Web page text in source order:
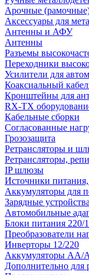
Арочные
Аксессуары для
Антенны и АФУ
Антенны
Разъемы
Переходники
Усилители для
Коаксиальный
Кронштейны для
RX-TX
Кабельные сборки
Согласованные
Грозозащита
Ретрансляторы и
Ретрансляторы,
IP шлюзы
Источники
Аккумуляторы для
Зарядные
Автомобильные
Блоки питания 220/
Преобразователи
Инверторы 12/220
Аккумуляторы
Дополнительно для